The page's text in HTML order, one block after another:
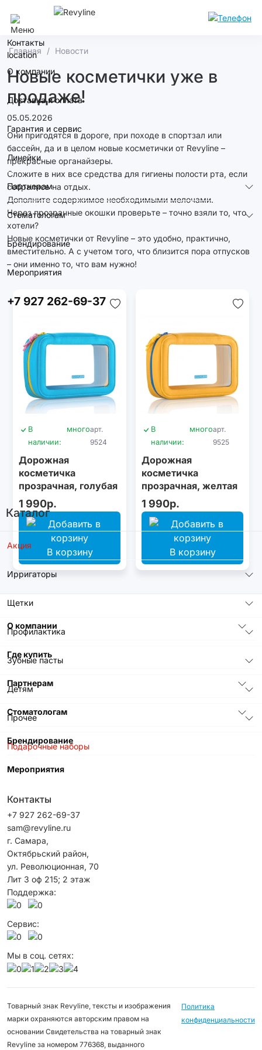
Контакты
О компании
Доставка и оплата
Гарантия и сервис
Линейки
Партнерам
Стоматологам
Брендирование
Мероприятия
+7 927 262-69-37
Каталог
Акция
Ирригаторы
Щетки
Профилактика
Зубные пасты
Детям
Прочее
Подарочные наборы
Главная Новости
Новые косметички уже в
продаже!
05.05.2026
Они пригодятся в дороге, при походе в спортзал или
бассейн, да и в целом новые косметички от Revyline –
прекрасные органайзеры.
Сложите в них все средства для гигиены полости рта, если
собрались на отдых.
Дополните содержимое необходимыми мелочами.
Через прозрачные окошки проверьте – точно взяли то, что
хотели?
Новые косметички от Revyline – это удобно, практично,
вместительно. А с учетом того, что близится пора отпусков
– они именно то, что вам нужно!
В
наличии:
многоарт.
9524
Дорожная
косметичка
прозрачная, голубая
1 990р.
В корзину
В
наличии:
многоарт.
9525
Дорожная
косметичка
прозрачная, желтая
1 990р.
В корзину
О компании
Где купить
Партнерам
Стоматологам
Брендирование
Мероприятия
Контакты
+7 927 262-69-37
sam@revyline.ru
г. Самара,
Октябрьский район, ​
ул. Революционная, 70
Лит 3 оф 215; 2 этаж
Поддержка:
Сервис:
Мы в соц. сетях:
Товарный знак Revyline, тексты и изображения
марки охраняются авторским правом на
основании Свидетельства на товарный знак
Revyline за номером 776368, выданного
Политика
конфиденциальности